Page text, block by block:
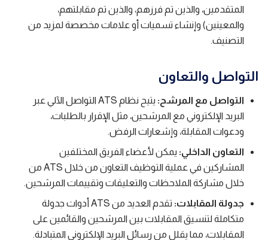
المتقدمين، والذين تم فرزهم، والذين تم مقابلتهم،
والمعينين) وإنشاء تسميات أو علامات مخصصة لمزيد من
التصنيف.
التواصل والتعاون
التواصل مع المرشح:
يتيح نظام ATS التواصل الآلي عبر
البريد الإلكتروني مع المرشحين، مثل الإقرار بالطلبات،
ودعوات المقابلة، وإشعارات الرفض.
التعاون الداخلي: يمكن لأعضاء الفريق المختلفين
المشاركين في عملية التوظيف التعاون من خلال ATS من
خلال مشاركة الملاحظات والتعليقات وتقييمات المرشحين.
جدولة المقابلات:
تقدم العديد من ATS أدوات جدولة
متكاملة لتنسيق المقابلات بين المرشحين والقائمين على
المقابلات، مما يقلل من رسائل البريد الإلكتروني المتبادلة.